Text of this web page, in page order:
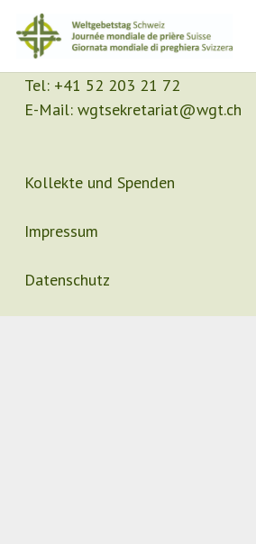
Kontakt
Sekretariat
Tel: +41 52 203 21 72
E-Mail: wgtsekretariat@wgt.ch
Kollekte und Spenden
Impressum
Datenschutz